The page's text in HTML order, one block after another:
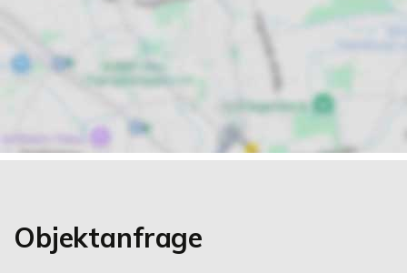
Objektanfrage